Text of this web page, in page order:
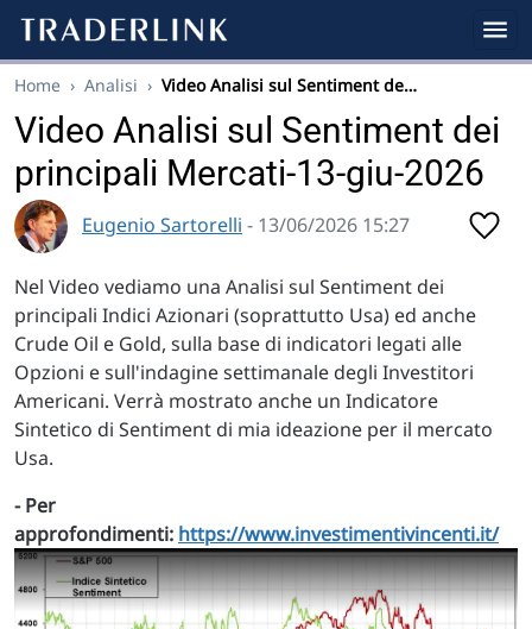
Home › Analisi › Video Analisi sul Sentiment de…
Video Analisi sul Sentiment dei
principali Mercati-13-giu-2026
Eugenio Sartorelli - 13/06/2026 15:27
Nel Video vediamo una Analisi sul Sentiment dei
principali Indici Azionari (soprattutto Usa) ed anche
Crude Oil e Gold, sulla base di indicatori legati alle
Opzioni e sull'indagine settimanale degli Investitori
Americani. Verrà mostrato anche un Indicatore
Sintetico di Sentiment di mia ideazione per il mercato
Usa.
- Per
approfondimenti: https://www.investimentivincenti.it/